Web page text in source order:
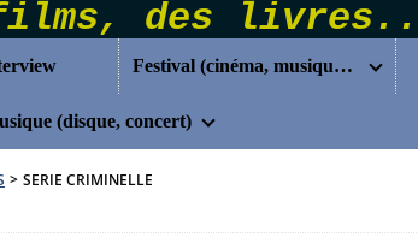
Festival (cinéma, musique...)
(disque, concert)
> SERIE CRIMINELLE